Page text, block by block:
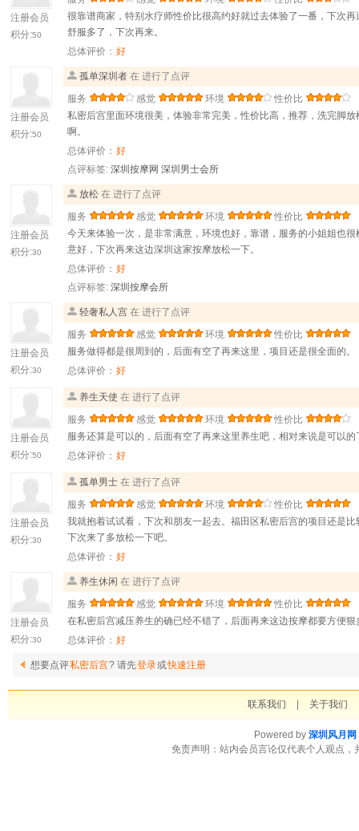
注册会员
积分:50
很靠谱商家，特别水疗师性价比很高约好就过去体验了一番，下次
舒服多了，下次再来。
总体评价： 好
注册会员
积分:50
孤单深圳者 在 进行了点评
服务
感觉 环境
性价比
私密后宫里面环境很美，体验非常完美，性价比高，推荐，洗完脚
啊。
总体评价： 好
点评标签: 深圳按摩网 深圳男士会所
注册会员
积分:30
放松 在 进行了点评
服务
感觉 环境
性价比
今天来体验一次，是非常满意，环境也好，靠谱，服务的小姐姐也
意好，下次再来这边深圳这家按摩放松一下。
总体评价： 好
点评标签: 深圳按摩会所
注册会员
积分:30
轻奢私人宫 在 进行了点评
服务
感觉 环境
性价比
服务做得都是很周到的，后面有空了再来这里，项目还是很全面的。
总体评价： 好
注册会员
积分:50
养生天使 在 进行了点评
服务
感觉 环境
性价比
服务还算是可以的，后面有空了再来这里养生吧，相对来说是可以的
总体评价： 好
注册会员
积分:30
孤单男士 在 进行了点评
服务
感觉 环境
性价比
我就抱着试试看，下次和朋友一起去。福田区私密后宫的项目还是
下次来了多放松一下吧。
总体评价： 好
注册会员
积分:30
养生休闲 在 进行了点评
服务
感觉 环境
性价比
在私密后宫减压养生的确已经不错了，后面再来这边按摩都要方便
总体评价： 好
想要点评私密后宫? 请先登录或快速注册
联系我们 关于我们
Powered by 深圳风月网
免责声明：站内会员言论仅代表个人观点